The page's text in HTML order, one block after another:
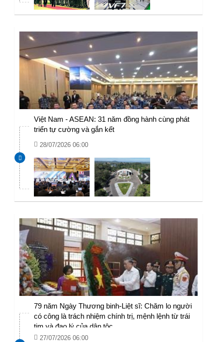
Việt Nam - ASEAN: 31 năm đồng hành cùng phát
triển tự cường và gắn kết
28/07/2026 06:00
79 năm Ngày Thương binh-Liệt sĩ: Chăm lo người
có công là trách nhiệm chính trị, mệnh lệnh từ trái
tim và đạo lý của dân tộc
27/07/2026 06:00